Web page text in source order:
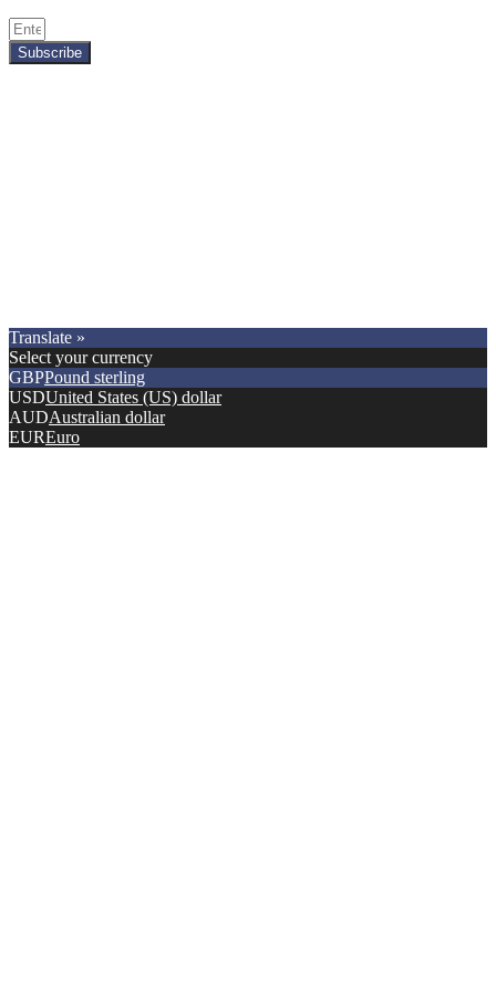
Subscribe
Translate »
Select your currency
GBPPound sterling
USDUnited States (US) dollar
AUDAustralian dollar
EUREuro